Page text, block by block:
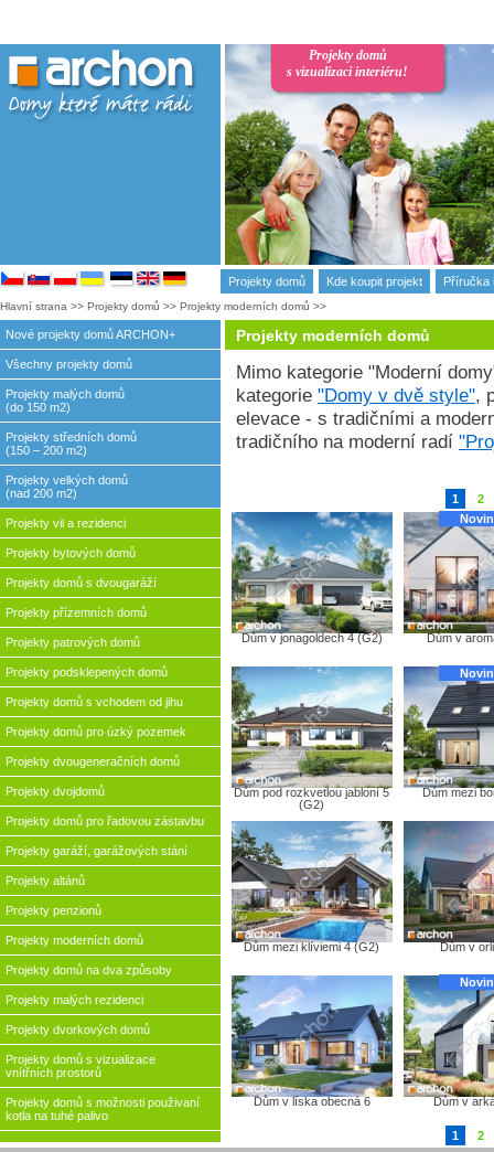
Projekty domů
s vizualizaci interiéru!
Projekty domů Kde koupit projekt Příručka
Hlavní strana >> Projekty domů >> Projekty moderních domů >>
Nové projekty domů ARCHON+
Všechny projekty domů
Projekty malých domů
(do 150 m2)
Projekty středních domů
(150 – 200 m2)
Projekty velkých domů
(nad 200 m2)
Projekty vil a rezidenci
Projekty bytových domů
Projekty domů s dvougaráží
Projekty přízemních domů
Projekty patrových domů
Projekty podsklepených domů
Projekty domů s vchodem od jihu
Projekty domů pro úzký pozemek
Projekty dvougeneračních domů
Projekty dvojdomů
Projekty domů pro řadovou zástavbu
Projekty garáží, garážových stání
Projekty altánů
Projekty penzionů
Projekty moderních domů
Projekty domů na dva způsoby
Projekty malých rezidenci
Projekty dvorkových domů
Projekty domů s vizualizace
vnítřních prostorů
Projekty domů s možnosti použivaní
kotla na tuhé palivo
Projekty moderních domů
Mimo kategorie "Moderní
kategorie "Domy v dvě style",
elevace - s tradičními a
tradičního na moderní radí
1 2
Dům v jonagoldech 4 (G2) Dům v
Dům pod rozkvetlou jabloní 5
(G2)
Dům mezi
Dům mezi klíviemi 4 (G2) Dům v
Dům v líska obecná 6 Dům v
1 2